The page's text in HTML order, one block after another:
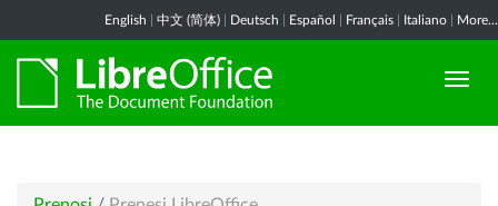
English 中文 (简体) Deutsch Español Français Italiano More...